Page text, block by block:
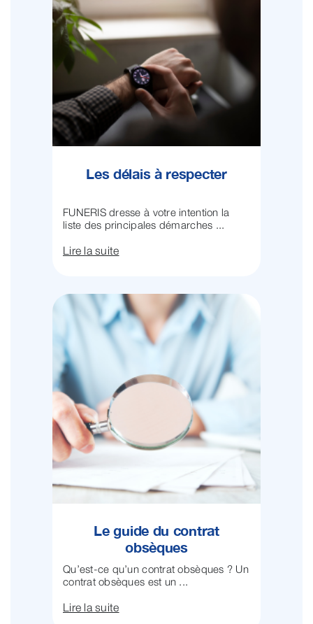
Les délais à respecter
FUNERIS dresse à votre intention la
liste des principales démarches ...
Lire la suite
Le guide du contrat
obsèques
Qu’est-ce qu’un contrat obsèques ? Un
contrat obsèques est un ...
Lire la suite